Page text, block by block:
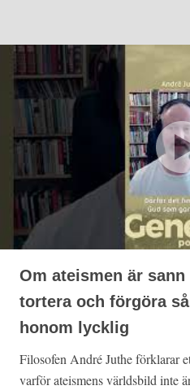
Om ateismen är
tortera och förgöra
honom lycklig
Filosofen André Juthe förklarar
varför ateismens världsbild inte